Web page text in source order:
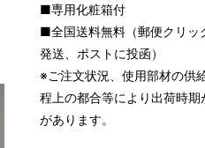
■専用化粧箱付
■全国送料無料（郵便クリッ
発送、ポストに投函）
※ご注文状況、使用部材の供
程上の都合等により出荷時期
があります。